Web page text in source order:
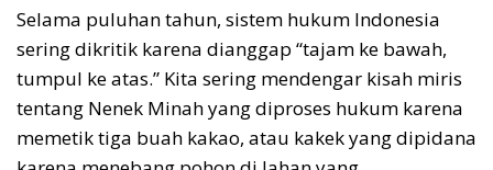
Selama puluhan tahun, sistem hukum Indonesia
sering dikritik karena dianggap “tajam ke bawah,
tumpul ke atas.” Kita sering mendengar kisah miris
tentang Nenek Minah yang diproses hukum karena
memetik tiga buah kakao, atau kakek yang dipidana